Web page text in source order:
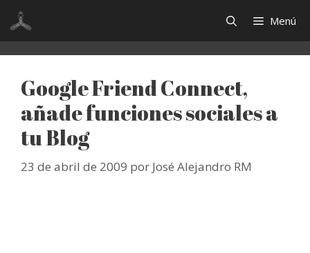
Saltar
contenido
Menú
Google Friend Connect,
añade funciones sociales a
tu Blog
23 de abril de 2009 por José Alejandro RM